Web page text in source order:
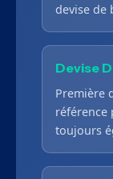
devise de
Devise
Première
référence
toujours